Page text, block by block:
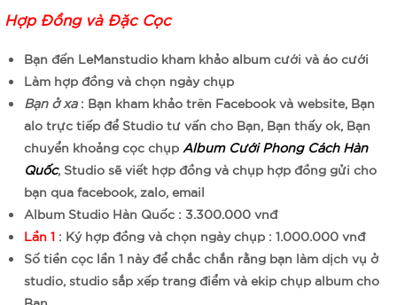
Hợp Đồng và Đặc Cọc
Bạn đến LeManstudio kham khảo album cưới và áo cưới
Làm hợp đồng và chọn ngày chụp
Bạn ở xa: Bạn kham khảo trên Facebook và website, Bạn
alo trực tiếp để Studio tư vấn cho Bạn, Bạn thấy ok, Bạn
chuyển khoảng cọc chụp Album Cưới Phong Cách Hàn
Quốc, Studio sẽ viết hợp đồng và chụp hợp đồng gửi cho
bạn qua facebook, zalo, email
Album Studio Hàn Quốc : 3.300.000 vnđ
Lần 1: Ký hợp đồng và chọn ngày chụp : 1.000.000 vnđ
Số tiền cọc lần 1 này để chắc chắn rằng bạn làm dịch vụ ở
studio, studio sắp xếp trang điểm và ekip chụp album cho